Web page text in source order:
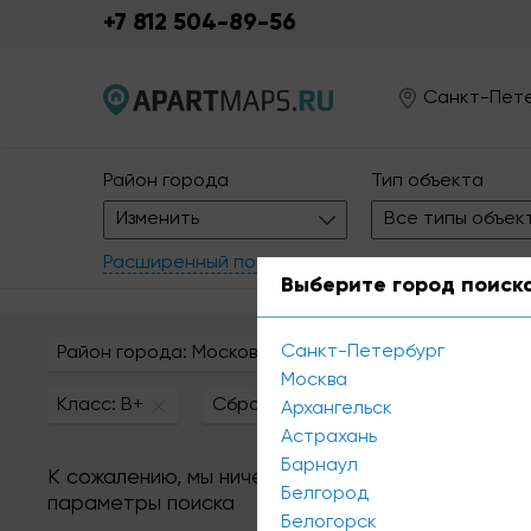
+7 812 504-89-56
Санкт-
Район города
Изменить
Тип объекта
Все типы
Расширенный поиск
Район города: Московский Площадь: 4 - 30
Класс: B+ Сбросить все
К сожалению, мы ничего не нашли по вашему
параметры поиска
Выберите город
Санкт-Петербург
Москва
Архангельск
Астрахань
Барнаул
Белгород
Белогорск